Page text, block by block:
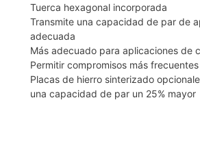
Tuerca hexagonal incorporada
Transmite una capacidad de par de
adecuada
Más adecuado para aplicaciones de
Permitir compromisos más frecuentes
Placas de hierro sinterizado
una capacidad de par un 25% mayor